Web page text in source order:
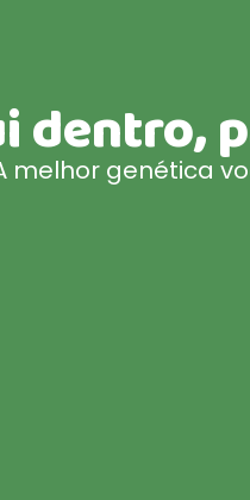
dentro,
melhor genética